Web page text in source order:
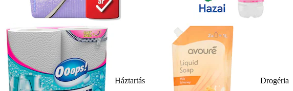
Háztartás Drogéria